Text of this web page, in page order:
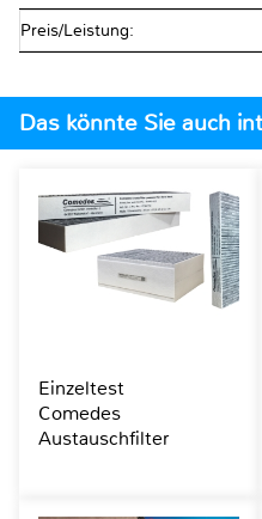
Preis/Leistung:
Das könnte Sie auch
Einzeltest
Comedes
Austauschfilter